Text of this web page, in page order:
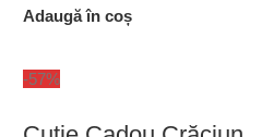
Adaugă în coș
-57%